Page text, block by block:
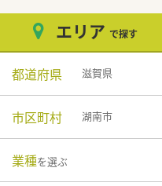
エリア で探す
都道府県 滋賀県
市区町村 湖南市
業種を選ぶ